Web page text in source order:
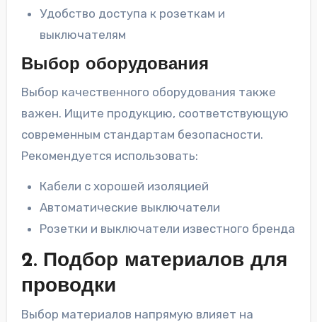
Удобство доступа к розеткам и
выключателям
Выбор оборудования
Выбор качественного оборудования также
важен. Ищите продукцию, соответствующую
современным стандартам безопасности.
Рекомендуется использовать:
Кабели с хорошей изоляцией
Автоматические выключатели
Розетки и выключатели известного бренда
2. Подбор материалов для
проводки
Выбор материалов напрямую влияет на